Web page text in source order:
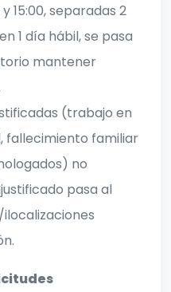
15:00, separadas 2
1 día hábil, se pasa
mantener
(trabajo en
fallecimiento familiar
no
pasa al